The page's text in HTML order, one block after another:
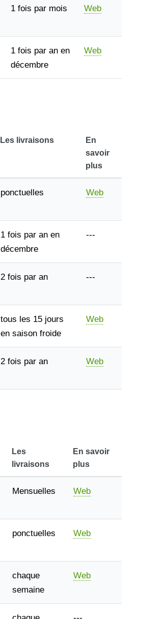
1 fois par mois Web
1 fois par an en
décembre
Web
Les livraisons
En
savoir
plus
ponctuelles Web
1 fois par an en
décembre
---
2 fois par an ---
tous les 15 jours
en saison froide
Web
2 fois par an Web
Les
livraisons
En savoir
plus
Mensuelles Web
ponctuelles Web
chaque
semaine
Web